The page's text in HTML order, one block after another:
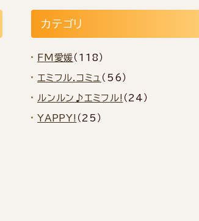
カテゴリ
FM愛媛 （118）
エミフル.コミュ （56）
ルンルン♪エミフル! （24）
YAPPY! （25）